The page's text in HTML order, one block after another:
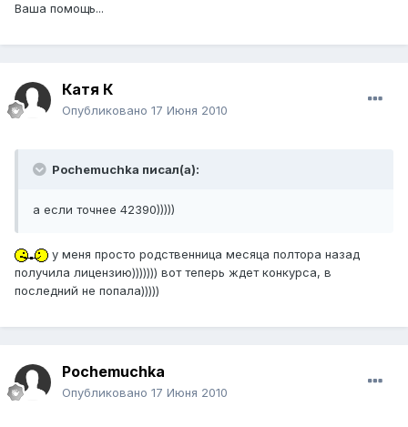
Ваша помощь...
Катя К
Опубликовано 17 Июня 2010
Pochemuchka писал(а):
а если точнее 42390)))))
у меня просто родственница месяца полтора назад
получила лицензию))))))) вот теперь ждет конкурса, в
последний не попала)))))
Pochemuchka
Опубликовано 17 Июня 2010